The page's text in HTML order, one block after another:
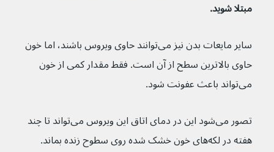
مبتلا شوید.
سایر مایعات بدن نیز می‌توانند حاوی ویروس باشند، اما خون
حاوی بالاترین سطح از آن است. فقط مقدار کمی از خون
می‌تواند باعث عفونت شود.
تصور می‌شود این در دمای اتاق این ویروس می‌تواند تا چند
هفته در لکه‌های خون خشک شده روی سطوح زنده بماند.